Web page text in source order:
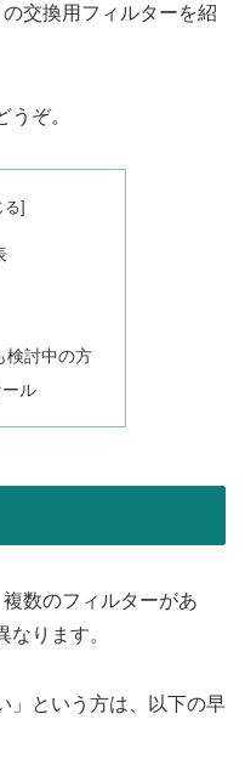
交換用フィルターを紹
ぞ。
検討中の方
ル
数のフィルターがあ
なります。
」という方は、以下の早